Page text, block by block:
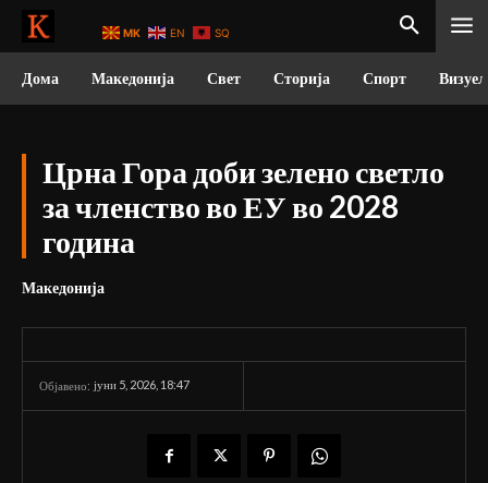
Дома Македонија Свет Сторија Спорт
Црна Гора доби зелено светло
за членство во ЕУ во 2028
година
Македонија
Објавено: јуни 5, 2026, 18:47
MK EN SQ